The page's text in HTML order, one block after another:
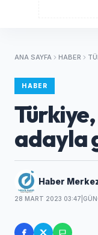
ANA SAYFA HABER
HABER
adayla
Haber
28 MART 2023 03:47